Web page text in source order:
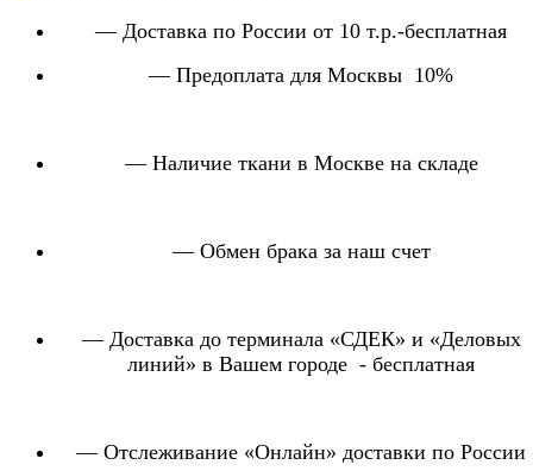
— Доставка по России от 10 т.р.-бесплатная
— Предоплата для Москвы 10%
— Наличие ткани в Москве на складе
— Обмен брака за наш счет
— Доставка до терминала «СДЕК» и «Деловых
линий» в Вашем городе - бесплатная
— Отслеживание «Онлайн» доставки по России